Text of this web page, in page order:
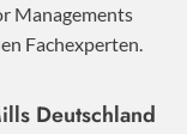
Managements
Fachexperten.
Deutschland